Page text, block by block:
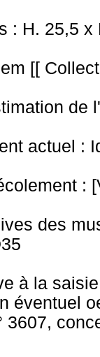
: H. 25,5 x
[[
de
actuel :
:
des
à la
éventuel
3607,